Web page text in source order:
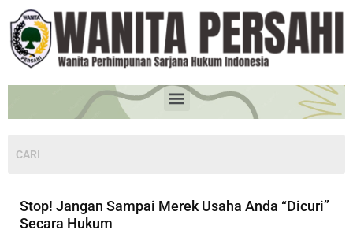
Stop! Jangan Sampai Merek Usaha Anda “Dicuri”
Secara Hukum